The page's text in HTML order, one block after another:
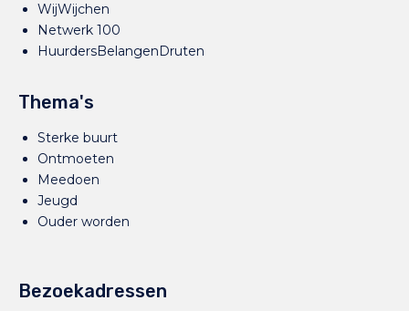
WijWijchen
Netwerk 100
HuurdersBelangenDruten
Thema's
Sterke buurt
Ontmoeten
Meedoen
Jeugd
Ouder worden
Bezoekadressen